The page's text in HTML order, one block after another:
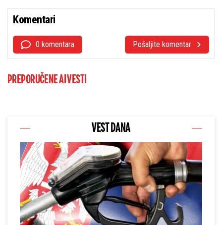
Komentari
0 komentara Pošaljite komentar
PREPORUČENE AI VESTI
VEST DANA